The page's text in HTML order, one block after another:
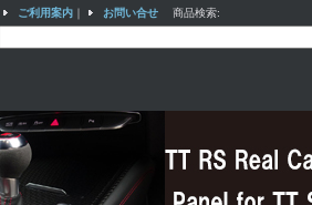
ご利用案内 ｜ お問い合せ 商品検索: